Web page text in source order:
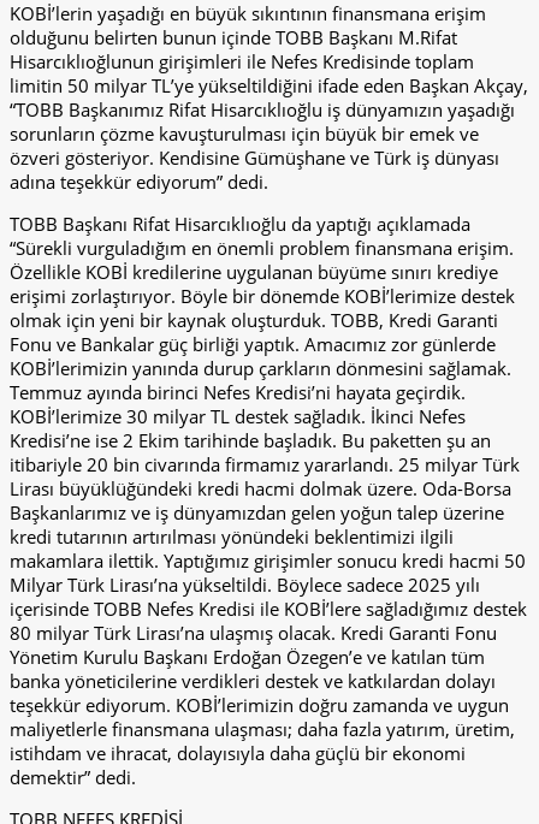
KOBİ’lerin yaşadığı en büyük sıkıntının finansmana erişim
olduğunu belirten bunun içinde TOBB Başkanı M.Rifat
Hisarcıklıoğlunun girişimleri ile Nefes Kredisinde toplam
limitin 50 milyar TL’ye yükseltildiğini ifade eden Başkan Akçay,
“TOBB Başkanımız Rifat Hisarcıklıoğlu iş dünyamızın yaşadığı
sorunların çözme kavuşturulması için büyük bir emek ve
özveri gösteriyor. Kendisine Gümüşhane ve Türk iş dünyası
adına teşekkür ediyorum” dedi.
TOBB Başkanı Rifat Hisarcıklıoğlu da yaptığı açıklamada
“Sürekli vurguladığım en önemli problem finansmana erişim.
Özellikle KOBİ kredilerine uygulanan büyüme sınırı krediye
erişimi zorlaştırıyor. Böyle bir dönemde KOBİ’lerimize destek
olmak için yeni bir kaynak oluşturduk. TOBB, Kredi Garanti
Fonu ve Bankalar güç birliği yaptık. Amacımız zor günlerde
KOBİ’lerimizin yanında durup çarkların dönmesini sağlamak.
Temmuz ayında birinci Nefes Kredisi’ni hayata geçirdik.
KOBİ’lerimize 30 milyar TL destek sağladık. İkinci Nefes
Kredisi’ne ise 2 Ekim tarihinde başladık. Bu paketten şu an
itibariyle 20 bin civarında firmamız yararlandı. 25 milyar Türk
Lirası büyüklüğündeki kredi hacmi dolmak üzere. Oda-Borsa
Başkanlarımız ve iş dünyamızdan gelen yoğun talep üzerine
kredi tutarının artırılması yönündeki beklentimizi ilgili
makamlara ilettik. Yaptığımız girişimler sonucu kredi hacmi 50
Milyar Türk Lirası’na yükseltildi. Böylece sadece 2025 yılı
içerisinde TOBB Nefes Kredisi ile KOBİ’lere sağladığımız destek
80 milyar Türk Lirası’na ulaşmış olacak. Kredi Garanti Fonu
Yönetim Kurulu Başkanı Erdoğan Özegen’e ve katılan tüm
banka yöneticilerine verdikleri destek ve katkılardan dolayı
teşekkür ediyorum. KOBİ’lerimizin doğru zamanda ve uygun
maliyetlerle finansmana ulaşması; daha fazla yatırım, üretim,
istihdam ve ihracat, dolayısıyla daha güçlü bir ekonomi
demektir” dedi.